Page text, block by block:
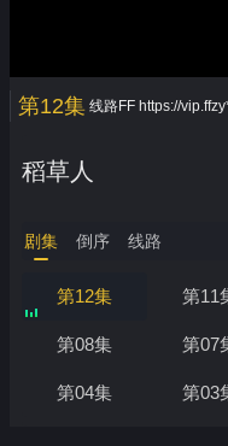
第12集 线路FF https://
稻草人
剧集 倒序 线路
第12集 第11
第08集 第07
第04集 第03